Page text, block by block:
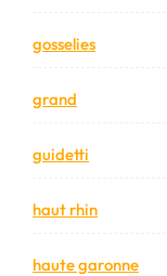
gosselies
grand
guidetti
haut rhin
haute garonne